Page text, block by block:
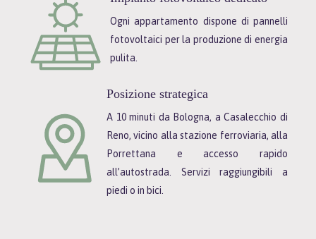
Ogni appartamento dispone di pannelli
fotovoltaici per la produzione di energia
pulita.
Posizione strategica
A 10 minuti da Bologna, a Casalecchio di
Reno, vicino alla stazione ferroviaria, alla
Porrettana e accesso rapido
all’autostrada. Servizi raggiungibili a
piedi o in bici.